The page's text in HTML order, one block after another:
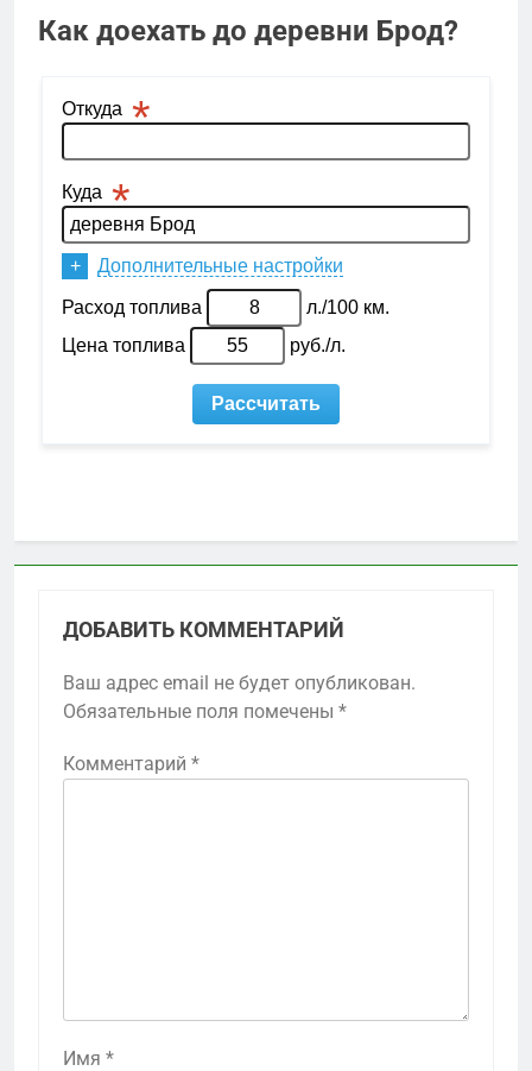
Как доехать до деревни Брод?
ДОБАВИТЬ КОММЕНТАРИЙ
Ваш адрес email не будет опубликован.
Обязательные поля помечены *
Комментарий *
Имя *